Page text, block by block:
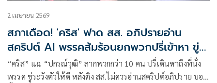
2 เมษายน 2569
สภาเดือด! 'คริส' ฟาด สส. อภิปรายอ่าน
สคริปต์ AI พรรคส้มร้อนยกพวกปรี่เข้าหา ขู่
ระวังตัวให้ดี
“คริส” แฉ “ปกรณ์วุฒิ” ลากพวกกว่า 10 คน ปรี่เดินหาถึงที่นั่ง
พรรค ขู่ระวังตัวให้ดี หลังติง สส.ไม่ควรอ่านสคริปต์อภิปราย บอก